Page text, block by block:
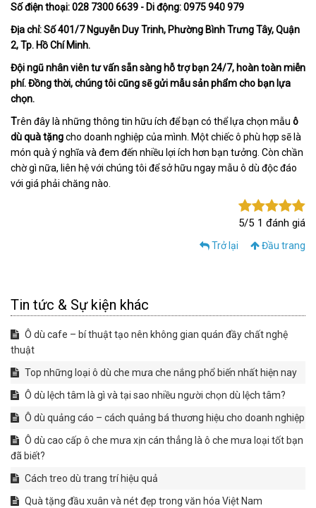
Số điện thoại: 028 7300 6639 - Di động: 0975 940 979
Địa chỉ: Số 401/7 Nguyễn Duy Trinh, Phường Bình Trưng Tây, Quận
2, Tp. Hồ Chí Minh.
Đội ngũ nhân viên tư vấn sẵn sàng hỗ trợ bạn 24/7, hoàn toàn miễn
phí. Đồng thời, chúng tôi cũng sẽ gửi mẫu sản phẩm cho bạn lựa
chọn.
Trên đây là những thông tin hữu ích để bạn có thể lựa chọn mẫu ô
dù quà tặngcho doanh nghiệp của mình. Một chiếc ô phù hợp sẽ là
món quà ý nghĩa và đem đến nhiều lợi ích hơn bạn tưởng. Còn chần
chờ gì nữa, liên hệ với chúng tôi để sở hữu ngay mẫu ô dù độc đáo
với giá phải chăng nào.
5/5 1 đánh giá
Trở lại Đầu trang
Tin tức & Sự kiện khác
Ô dù cafe – bí thuật tạo nên không gian quán đầy chất nghệ
thuật
​​​​​​​Top những loại ô dù che mưa che nắng phổ biến nhất hiện nay
Ô dù lệch tâm là gì và tại sao nhiều người chọn dù lệch tâm?
Ô dù quảng cáo – cách quảng bá thương hiệu cho doanh nghiệp
Ô dù cao cấp ô che mưa xịn cán thẳng là ô che mưa loại tốt bạn
đã biết?
Cách treo dù trang trí hiệu quả
Quà tặng đầu xuân và nét đẹp trong văn hóa Việt Nam